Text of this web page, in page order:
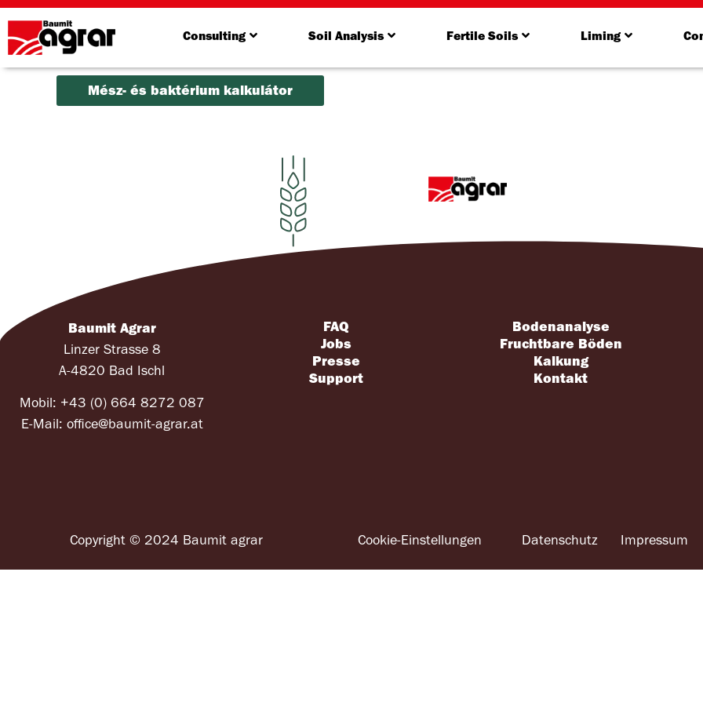
Consulting Soil Analysis Fertile Soils Liming
Mész- és baktérium kalkulátor
Baumit Agrar
Linzer Strasse 8
A-4820 Bad Ischl
Mobil: +43 (0) 664 8272 087
E-Mail: office@baumit-agrar.at
FAQ
Jobs
Presse
Support
Bodenanalyse
Fruchtbare Böden
Kalkung
Kontakt
Copyright © 2024 Baumit agrar Cookie-Einstellungen Datenschutz Impressum